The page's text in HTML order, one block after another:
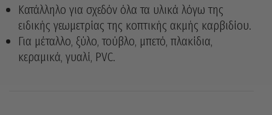
Κατάλληλο για σχεδόν όλα τα υλικά λόγω της
ειδικής γεωμετρίας της κοπτικής ακμής καρβιδίου.
Για μέταλλο, ξύλο, τούβλο, μπετό, πλακίδια,
κεραμικά, γυαλί, PVC.